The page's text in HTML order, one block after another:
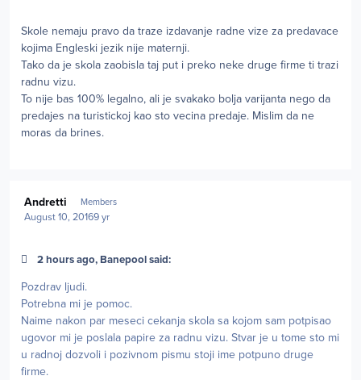
Skole nemaju pravo da traze izdavanje radne vize za predavace
kojima Engleski jezik nije maternji.
Tako da je skola zaobisla taj put i preko neke druge firme ti trazi
radnu vizu.
To nije bas 100% legalno, ali je svakako bolja varijanta nego da
predajes na turistickoj kao sto vecina predaje. Mislim da ne
moras da brines.
Andretti Members
August 10, 20169 yr
2 hours ago, Banepool said:
Pozdrav ljudi.
Potrebna mi je pomoc.
Naime nakon par meseci cekanja skola sa kojom sam potpisao
ugovor mi je poslala papire za radnu vizu. Stvar je u tome sto mi
u radnoj dozvoli i pozivnom pismu stoji ime potpuno druge
firme.